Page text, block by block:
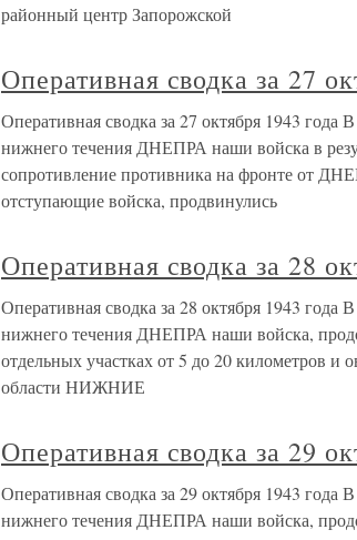
районный центр Запорожской
Оперативная сводка за 27
Оперативная сводка за 27 октября 1943 года
нижнего течения ДНЕПРА наши войска в
сопротивление противника на фронте от
отступающие войска, продвинулись
Оперативная сводка за 28
Оперативная сводка за 28 октября 1943 года
нижнего течения ДНЕПРА наши войска,
отдельных участках от 5 до 20 километров
области НИЖНИЕ
Оперативная сводка за 29
Оперативная сводка за 29 октября 1943 года
нижнего течения ДНЕПРА наши войска,